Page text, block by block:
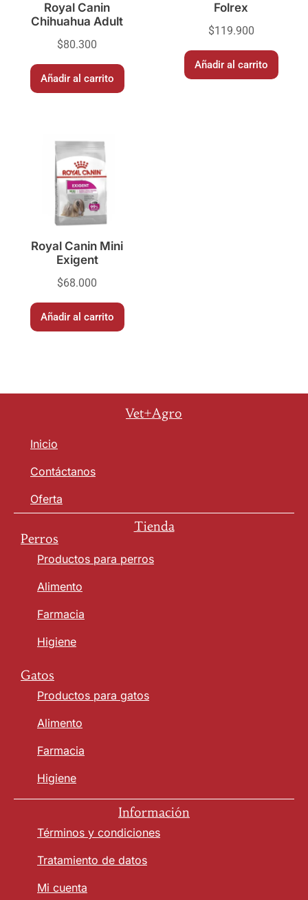
Royal Canin
Chihuahua Adult
$80.300
Añadir al carrito
Folrex
$119.900
Añadir al carrito
Royal Canin Mini
Exigent
$68.000
Añadir al carrito
Vet+Agro
Inicio
Contáctanos
Oferta
Tienda
Perros
Productos para perros
Alimento
Farmacia
Higiene
Gatos
Productos para gatos
Alimento
Farmacia
Higiene
Información
Términos y condiciones
Tratamiento de datos
Mi cuenta